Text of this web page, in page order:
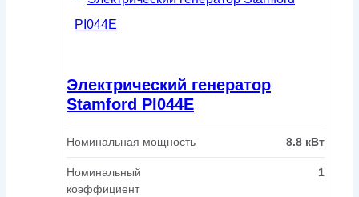
Электрический генератор
Stamford PI044E
Номинальная мощность 8.8 кВт
Номинальный
коэффициент
1